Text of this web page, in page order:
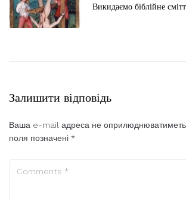
Викидаємо біблійне
Залишити відповідь
Ваша e-mail адреса не
поля позначені *